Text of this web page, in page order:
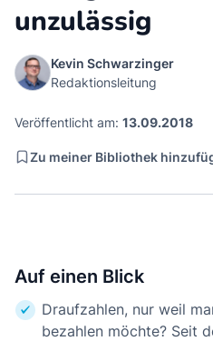
unzulässig
Kevin Schwarzinger
Redaktionsleitung
Veröffentlicht am: 13.09.2018
Zu meiner Bibliothek
Auf einen Blick
Draufzahlen, nur weil
bezahlen möchte? Seit